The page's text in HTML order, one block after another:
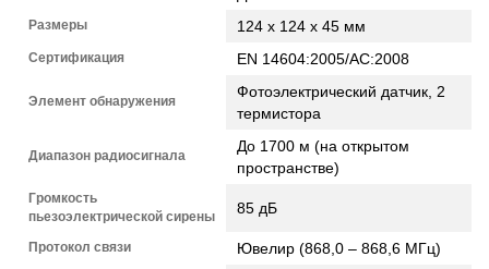
Размеры 124 х 124 х 45 мм
Сертификация EN 14604:2005/AC:2008
Элемент обнаружения
Фотоэлектрический датчик, 2
термистора
Диапазон радиосигнала
До 1700 м (на открытом
пространстве)
Громкость
пьезоэлектрической сирены
85 дБ
Протокол связи Ювелир (868,0 – 868,6 МГц)